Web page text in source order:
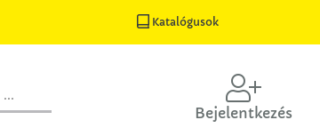
Katalógusok
Bejelentkezés